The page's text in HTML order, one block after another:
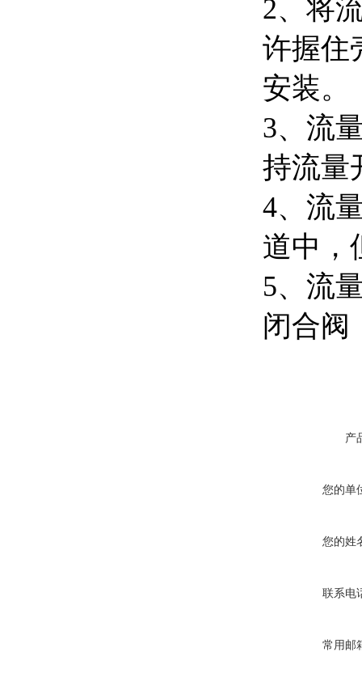
2、将
许握住
安装。
3、流
持流量
4、流
道中，
5、流
闭合阀
产
您的单
您的姓
联系电
常用邮